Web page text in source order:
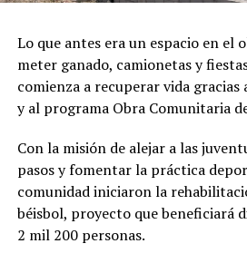
Lo que antes era un espacio en el
meter ganado, camionetas y
comienza a recuperar vida gracias
y al programa Obra Comunitaria
Con la misión de alejar a las
pasos y fomentar la práctica
comunidad iniciaron la
béisbol, proyecto que beneficiará
2 mil 200 personas.